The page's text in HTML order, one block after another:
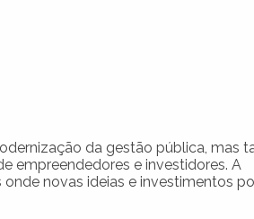
da gestão pública, mas
empreendedores e investidores. A
novas ideias e investimentos